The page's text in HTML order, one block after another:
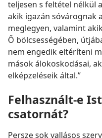
teljesen s feltétel nélkül
akik igazán sóvárognak
meglegyen, valamint
Ő bölcsességében,
nem engedik eltéríteni
mások álokoskodásai,
elképzeléseik által.”
Felhasznált-e
csatornát?
Persze sok vallásos